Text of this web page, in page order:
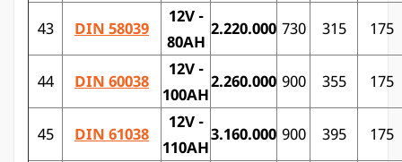
43 DIN 58039
12V -
80AH
2.220.000 730 315 175
44 DIN 60038
12V -
100AH
2.260.000 900 355 175
45 DIN 61038
12V -
110AH
3.160.000 900 395 175